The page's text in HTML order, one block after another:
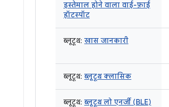
इस्तेमाल होने वाला वाई-फ़ाई
हॉटस्पॉट
ब्लूटूथ: खास जानकारी
ब्लूटूथ: ब्लूटूथ क्लासिक
ब्लूटूथ: ब्लूटूथ लो एनर्जी (BLE)